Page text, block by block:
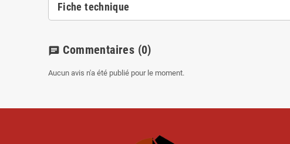
Fiche technique
chat Commentaires (0)
Aucun avis n'a été publié pour le moment.